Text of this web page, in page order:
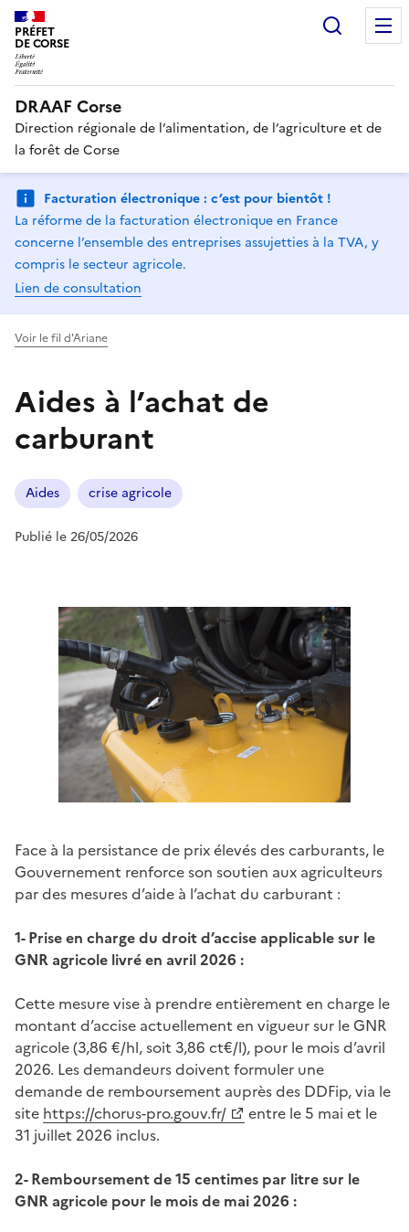
PRÉFET
DE CORSE
DRAAF Corse
Direction régionale de l’alimentation, de l’agriculture et de
la forêt de Corse
Facturation électronique : c’est pour bientôt !
La réforme de la facturation électronique en France
concerne l’ensemble des entreprises assujetties à la TVA, y
compris le secteur agricole.
Lien de consultation
Voir le fil d'Ariane
Aides à l’achat de
carburant
Aides crise agricole
Publié le 26/05/2026
Face à la persistance de prix élevés des carburants, le
Gouvernement renforce son soutien aux agriculteurs
par des mesures d’aide à l’achat du carburant :
1- Prise en charge du droit d’accise applicable sur le
GNR agricole livré en avril 2026 :
Cette mesure vise à prendre entièrement en charge le
montant d’accise actuellement en vigueur sur le GNR
agricole (3,86 €/hl, soit 3,86 ct€/l), pour le mois d’avril
2026. Les demandeurs doivent formuler une
demande de remboursement auprès des DDFip, via le
site https://chorus-pro.gouv.fr/
entre le 5 mai et le
31 juillet 2026 inclus.
2- Remboursement de 15 centimes par litre sur le
GNR agricole pour le mois de mai 2026 :